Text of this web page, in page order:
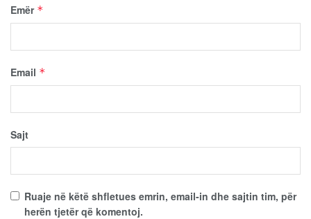
Emër *
Email *
Sajt
Ruaje në këtë shfletues emrin, email-in dhe sajtin tim, për
herën tjetër që komentoj.